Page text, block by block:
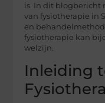
is. In dit blogbericht
van fysiotherapie in
en
fysiotherapie kan
welzijn.
Inleiding